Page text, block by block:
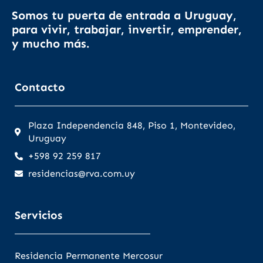
Somos tu puerta de entrada a Uruguay,
para vivir, trabajar, invertir, emprender,
y mucho más.
Contacto
Plaza Independencia 848, Piso 1, Montevideo,
Uruguay
+598 92 259 817
residencias@rva.com.uy
Servicios
Residencia Permanente Mercosur